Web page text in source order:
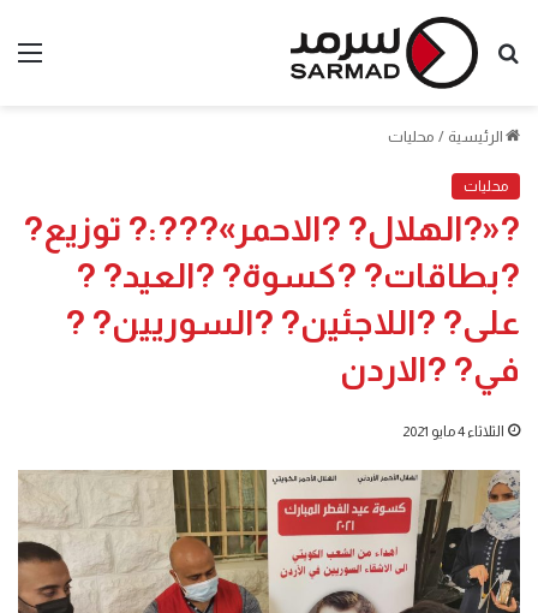
بحث
الرئيسية / محليات
محليات
?«?الهلال? ?الاحمر»???:? توزيع?
?بطاقات? ?كسوة? ?العيد? ?
على? ?اللاجئين? ?السوريين? ?
في? ?الاردن
الثلاثاء 4 مايو 2021